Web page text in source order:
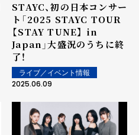
STAYC、初の日本コンサー
ト「2025 STAYC TOUR
【STAY TUNE】 in
Japan」大盛況のうちに終
了！
ライブ／イベント情報
2025.06.09